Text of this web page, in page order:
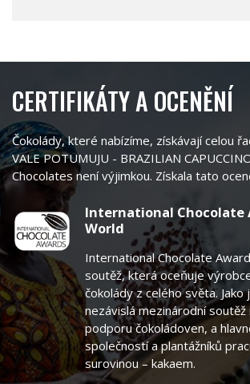
CERTIFIKÁTY A OCENĚNÍ
Čokolády, které nabízíme, získávají celou
VALE POTUMUJU - BRAZILIAN
Chocolates není výjimkou. Získala tato
International Chocolate
World
International Chocolate
soutěž, která oceňuje
čokolády z celého světa. Jako
nezávislá mezinárodní
podporu čokoládoven, a
společností a plantážníků
surovinou – kakaem.